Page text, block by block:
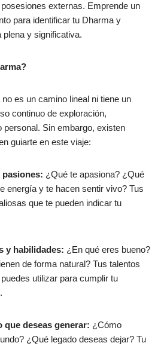
externas. Emprende un
para identificar tu Dharma y
y significativa.
es un camino lineal ni tiene un
continuo de exploración,
Sin embargo, existen
guiarte en este viaje:
¿Qué te apasiona? ¿Qué
energía y te hacen sentir vivo? Tus
que te pueden indicar tu
y habilidades: ¿En qué eres bueno?
de forma natural? Tus talentos
utilizar para cumplir tu
que deseas generar: ¿Cómo
¿Qué legado deseas dejar? Tu